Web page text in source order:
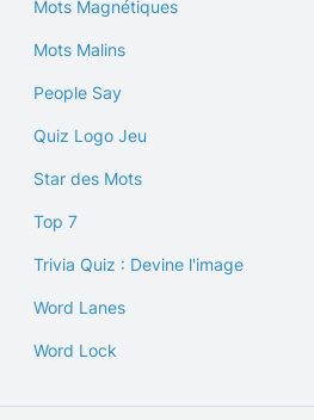
Mots Magnétiques
Mots Malins
People Say
Quiz Logo Jeu
Star des Mots
Top 7
Trivia Quiz : Devine l'image
Word Lanes
Word Lock